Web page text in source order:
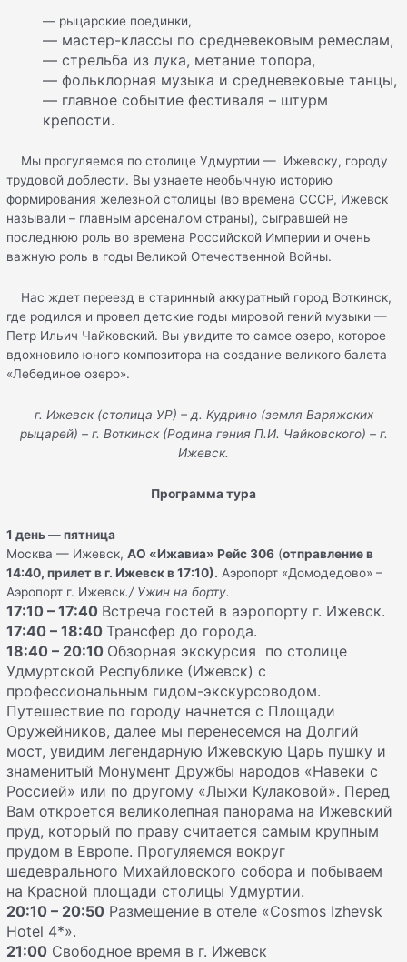
— рыцарские поединки,
— мастер-классы по средневековым ремеслам,
— стрельба из лука, метание топора,
— фольклорная музыка и средневековые танцы,
— главное событие фестиваля – штурм
крепости.
Мы прогуляемся по столице Удмуртии — Ижевску, городу
трудовой доблести. Вы узнаете необычную историю
формирования железной столицы (во времена СССР, Ижевск
называли – главным арсеналом страны), сыгравшей не
последнюю роль во времена Российской Империи и очень
важную роль в годы Великой Отечественной Войны.
Нас ждет переезд в старинный аккуратный город Воткинск,
где родился и провел детские годы мировой гений музыки —
Петр Ильич Чайковский. Вы увидите то самое озеро, которое
вдохновило юного композитора на создание великого балета
«Лебединое озеро».
г. Ижевск (столица УР) – д. Кудрино (земля Варяжских
рыцарей) – г. Воткинск (Родина гения П.И. Чайковского) – г.
Ижевск.
Программа тура
1 день — пятница
Москва — Ижевск,АО «Ижавиа» Рейс 306 (отправление в
14:40, прилет в г. Ижевск в 17:10). Аэропорт «Домодедово» –
Аэропорт г. Ижевск./ Ужин на борту.
17:10 – 17:40 Встреча гостей в аэропорту г. Ижевск.
17:40 – 18:40Трансфер до города.
18:40 – 20:10 Обзорная экскурсия по столице
Удмуртской Республике (Ижевск) с
профессиональным гидом-экскурсоводом.
Путешествие по городу начнется с Площади
Оружейников, далее мы перенесемся на Долгий
мост, увидим легендарную Ижевскую Царь пушку и
знаменитый Монумент Дружбы народов «Навеки с
Россией» или по другому «Лыжи Кулаковой». Перед
Вам откроется великолепная панорама на Ижевский
пруд, который по праву считается самым крупным
прудом в Европе. Прогуляемся вокруг
шедеврального Михайловского собора и побываем
на Красной площади столицы Удмуртии.
20:10 – 20:50 Размещение в отеле «Cosmos Izhevsk
Hotel 4*».
21:00 Свободное время в г. Ижевск